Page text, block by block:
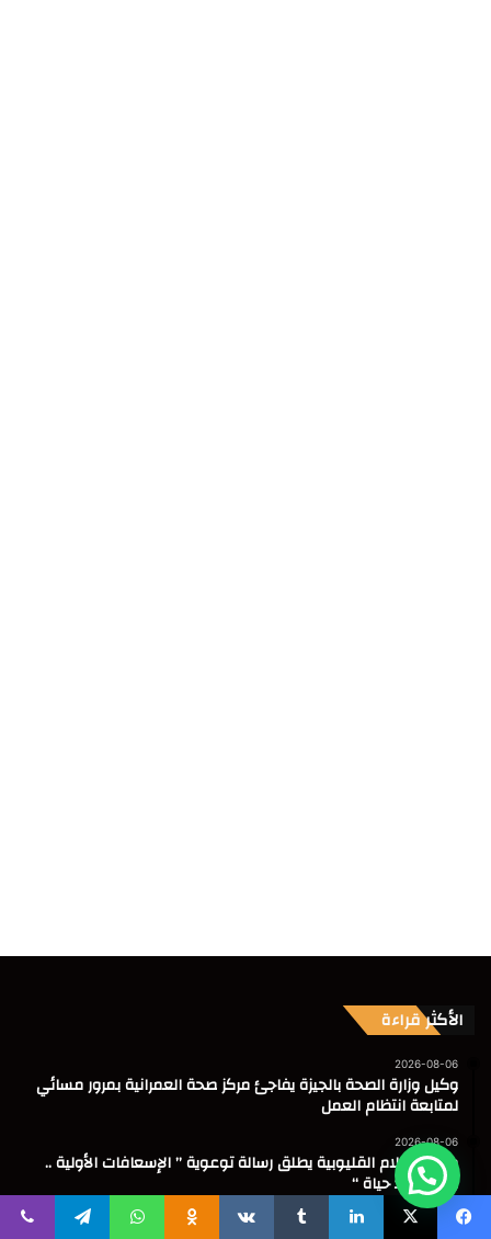
الأكثر قراءة
2026-08-06
وكيل وزارة الصحة بالجيزة يفاجئ مركز صحة العمرانية بمرور مسائي
لمتابعة انتظام العمل
2026-08-06
مجمع إعلام القليوبية يطلق رسالة توعوية ” الإسعافات الأولية ..
وعي ينقذ حياة “
2026-08-06